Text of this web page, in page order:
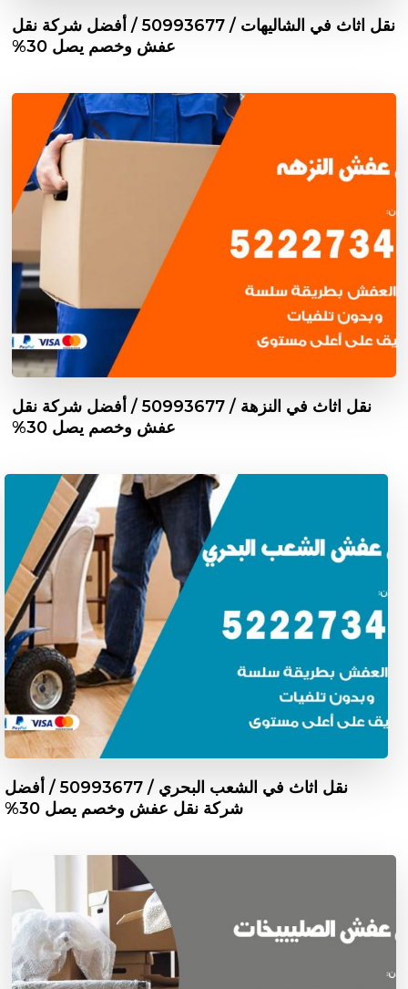
نقل اثاث في الشاليهات / 50993677 / أفضل شركة نقل
عفش وخصم يصل 30%
نقل اثاث في النزهة / 50993677 / أفضل شركة نقل
عفش وخصم يصل 30%
نقل اثاث في الشعب البحري / 50993677 / أفضل
شركة نقل عفش وخصم يصل 30%